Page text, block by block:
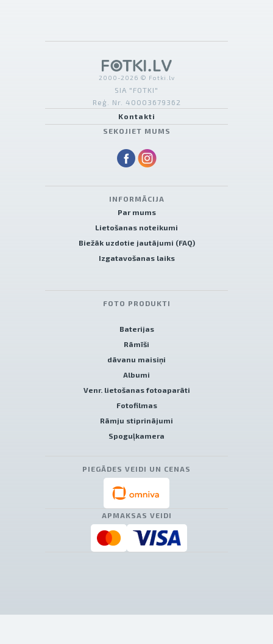
2000-2026 © Fotki.lv
SIA "FOTKI"
Reģ. Nr. 40003679362
Kontakti
SEKOJIET MUMS
INFORMĀCIJA
Par mums
Lietošanas noteikumi
Biežāk uzdotie jautājumi (FAQ)
Izgatavošanas laiks
FOTO PRODUKTI
Baterijas
Rāmīši
dāvanu maisiņi
Albumi
Venr. lietošanas fotoaparāti
Fotofilmas
Rāmju stiprinājumi
Spoguļkamera
PIEGĀDES VEIDI UN CENAS
APMAKSAS VEIDI